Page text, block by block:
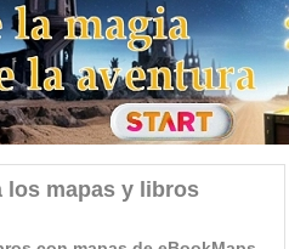
los mapas y libros